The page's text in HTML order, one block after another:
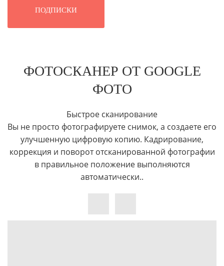
ПОДПИСКИ
ФОТОСКАНЕР ОТ GOOGLE
ФОТО
Быстрое сканирование
Вы не просто фотографируете снимок, а создаете его
улучшенную цифровую копию. Кадрирование,
коррекция и поворот отсканированной фотографии
в правильное положение выполняются
автоматически..